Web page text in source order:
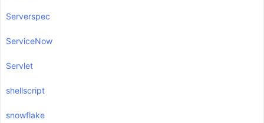
Serverspec
ServiceNow
Servlet
shellscript
snowflake